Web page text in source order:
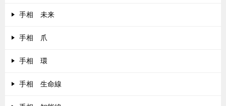
手相 未来
手相 爪
手相 環
手相 生命線